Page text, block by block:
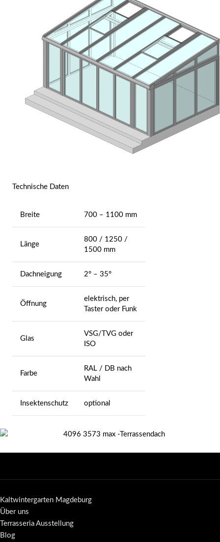
Technische Daten
Breite 700 – 1100 mm
Länge
800 / 1250 /
1500 mm
Dachneigung 2° – 35°
Öffnung
elektrisch, per
Taster oder Funk
Glas
VSG/TVG oder
ISO
Farbe
RAL / DB nach
Wahl
Insektenschutz optional
Kaltwintergarten Magdeburg
Über uns
Terrasseria Ausstellung
Blog